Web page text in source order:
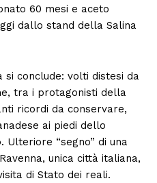
60 mesi e aceto
dallo stand della Salina
si conclude: volti distesi da
tra i protagonisti della
ricordi da conservare,
ai piedi dello
Ulteriore “segno” di una
unica città italiana,
di Stato dei reali.